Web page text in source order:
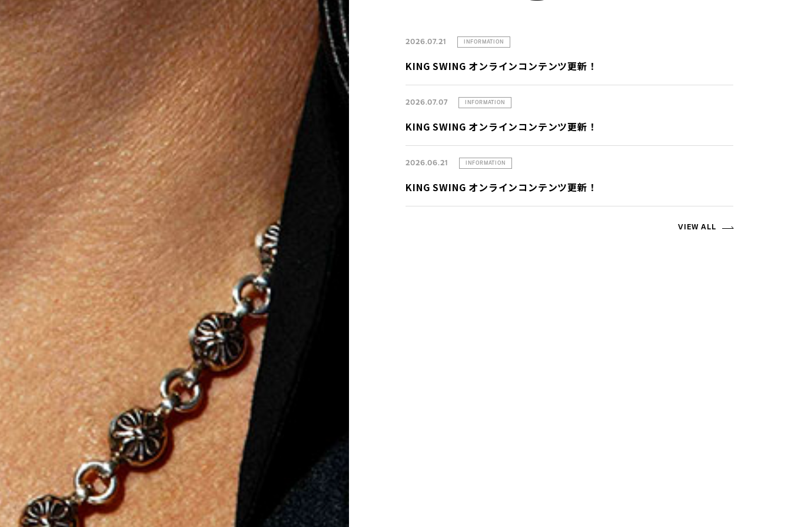
2026.07.21 INFORMATION
KING SWING オンラインコンテンツ更新！
2026.07.07 INFORMATION
KING SWING オンラインコンテンツ更新！
2026.06.21 INFORMATION
KING SWING オンラインコンテンツ更新！
VIEW ALL